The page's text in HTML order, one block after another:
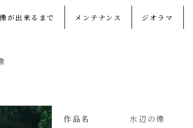
が出来るまで メンテナンス ジオラマ
作品名 水辺の像